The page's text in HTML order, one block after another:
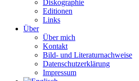
Diskographie
Editionen
Links
Über
Über mich
Kontakt
Bild- und Literaturnachweise
Datenschutzerklärung
Impressum